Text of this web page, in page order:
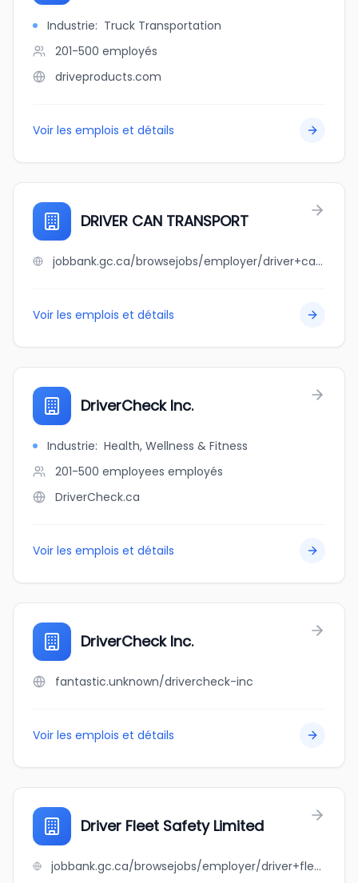
Industrie: Truck Transportation
201-500 employés
driveproducts.com
Voir les emplois et détails
DRIVER CAN TRANSPORT
jobbank.gc.ca/browsejobs/employer/driver+can+transport/ca
Voir les emplois et détails
DriverCheck Inc.
Industrie: Health, Wellness & Fitness
201-500 employees employés
DriverCheck.ca
Voir les emplois et détails
DriverCheck Inc.
fantastic.unknown/drivercheck-inc
Voir les emplois et détails
Driver Fleet Safety Limited
jobbank.gc.ca/browsejobs/employer/driver+fleet+safety+limited/ca